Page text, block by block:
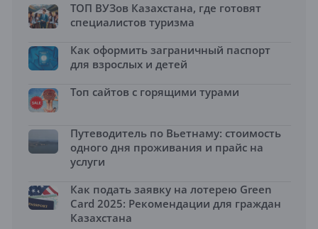
ТОП ВУЗов Казахстана, где готовят
специалистов туризма
Как оформить заграничный паспорт
для взрослых и детей
Топ сайтов с горящими турами
Путеводитель по Вьетнаму: стоимость
одного дня проживания и прайс на
услуги
Как подать заявку на лотерею Green
Card 2025: Рекомендации для граждан
Казахстана